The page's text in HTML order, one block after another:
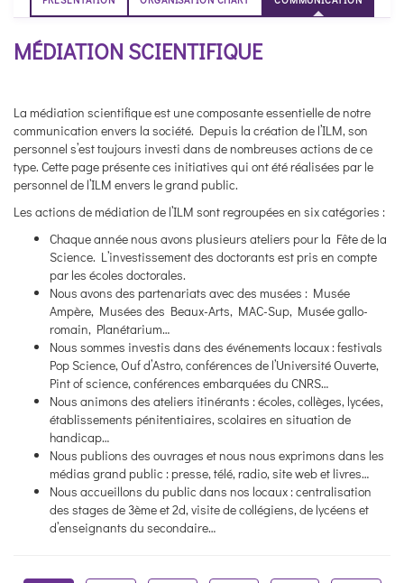
MÉDIATION SCIENTIFIQUE
La médiation scientifique est une composante essentielle de notre
communication envers la société. Depuis la création de l’ILM, son
personnel s’est toujours investi dans de nombreuses actions de ce
type. Cette page présente ces initiatives qui ont été réalisées par le
personnel de l’ILM envers le grand public.
Les actions de médiation de l’ILM sont regroupées en six catégories :
Chaque année nous avons plusieurs ateliers pour la Fête de la
Science. L’investissement des doctorants est pris en compte
par les écoles doctorales.
Nous avons des partenariats avec des musées : Musée
Ampère, Musées des Beaux-Arts, MAC-Sup, Musée gallo-
romain, Planétarium…
Nous sommes investis dans des événements locaux : festivals
Pop Science, Ouf d’Astro, conférences de l’Université Ouverte,
Pint of science, conférences embarquées du CNRS…
Nous animons des ateliers itinérants : écoles, collèges, lycées,
établissements pénitentiaires, scolaires en situation de
handicap…
Nous publions des ouvrages et nous nous exprimons dans les
médias grand public : presse, télé, radio, site web et livres…
Nous accueillons du public dans nos locaux : centralisation
des stages de 3ème et 2d, visite de collégiens, de lycéens et
d’enseignants du secondaire…